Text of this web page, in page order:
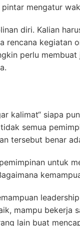
mengatur
diri. Kalian
rencana kegiatan
perlu
kalimat“ siapa
semua
tersebut benar
untuk
mampu bekerja
lain buat